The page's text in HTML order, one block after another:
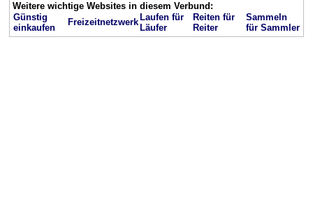
Weitere wichtige Websites in diesem Verbund:
Günstig
einkaufen
Freizeitnetzwerk Laufen für
Läufer
Reiten für
Reiter
Sammeln
für Sammler